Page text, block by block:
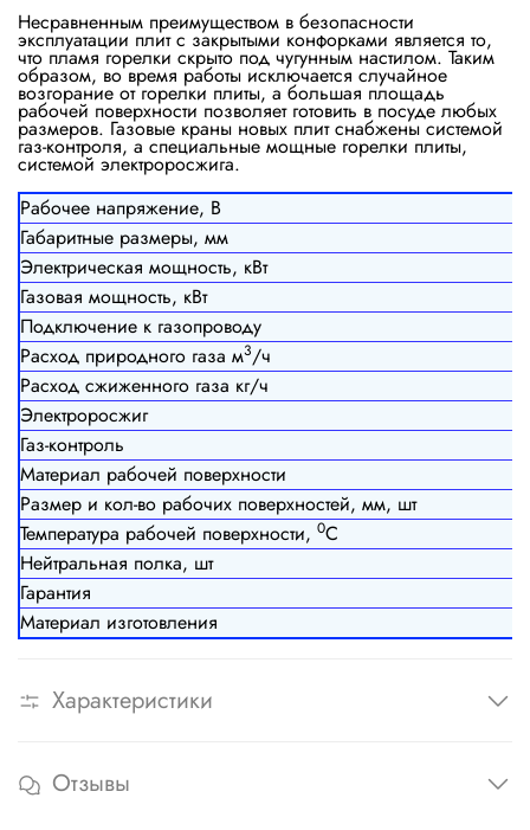
Несравненным преимуществом в безопасности
эксплуатации плит с закрытыми конфорками является то,
что пламя горелки скрыто под чугунным настилом. Таким
образом, во время работы исключается случайное
возгорание от горелки плиты, а большая площадь
рабочей поверхности позволяет готовить в посуде любых
размеров. Газовые краны новых плит снабжены системой
газ-контроля, а специальные мощные горелки плиты,
системой электроросжига.
Рабочее напряжение, В
Габаритные размеры, мм
Электрическая мощность, кВт
Газовая мощность, кВт
Подключение к газопроводу
Расход природного газа м3/ч
Расход сжиженного газа кг/ч
Электроросжиг
Газ-контроль
Материал рабочей поверхности
Размер и кол-во рабочих поверхностей, мм, шт
Температура рабочей поверхности, 0С
Нейтральная полка, шт
Гарантия
Материал изготовления
Характеристики
Отзывы